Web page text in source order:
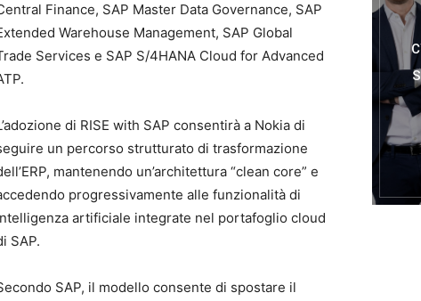
Finance, SAP Master Data Governance, SAP
Warehouse Management, SAP Global
Services e SAP S/4HANA Cloud for Advanced
di RISE with SAP consentirà a Nokia di
un percorso strutturato di trasformazione
mantenendo un’architettura “clean core” e
progressivamente alle funzionalità di
artificiale integrate nel portafoglio cloud
SAP.
SAP, il modello consente di spostare il